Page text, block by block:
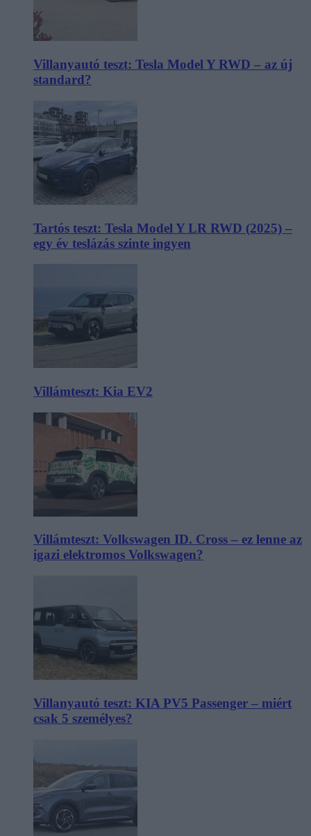
Villanyautó teszt: Tesla Model Y RWD – az új
standard?
Tartós teszt: Tesla Model Y LR RWD (2025) –
egy év teslázás szinte ingyen
Villámteszt: Kia EV2
Villámteszt: Volkswagen ID. Cross – ez lenne az
igazi elektromos Volkswagen?
Villanyautó teszt: KIA PV5 Passenger – miért
csak 5 személyes?